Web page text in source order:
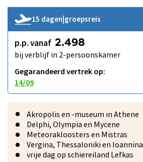
15 dagen groepsreis
p.p. vanaf 2.498
bij verblijf in 2-persoonskamer
Gegarandeerd vertrek op:
14/09
Akropolis en -museum in Athene
Delphi, Olympia en Mycene
Meteorakloosters en Mistras
Vergina, Thessaloniki en Ioannina
vrije dag op schiereiland Lefkas